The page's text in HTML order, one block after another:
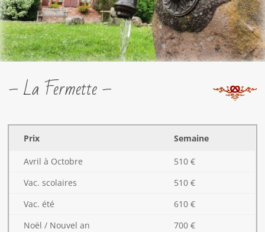
– La Fermette –
Prix Semaine
Avril à Octobre
510 €
Vac. scolaires
510 €
Vac. été
610 €
Noël / Nouvel an
700 €